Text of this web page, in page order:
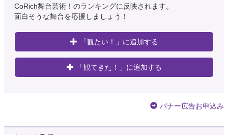
CoRich舞台芸術！のランキングに反映されます。
面白そうな舞台を応援しましょう！
「観たい！」に追加する
「観てきた！」に追加する
バナー広告お申込み